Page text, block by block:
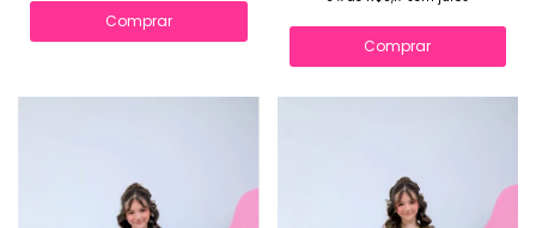
Comprar
Comprar